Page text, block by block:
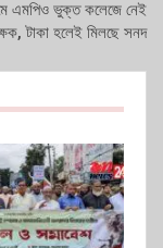
এমপিও ভুক্ত কলেজে নেই
টাকা হলেই মিলছে সনদ